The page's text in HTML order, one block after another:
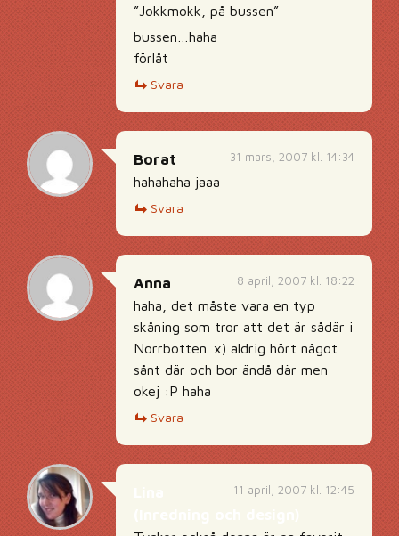
”Jokkmokk, på bussen”
bussen…haha
förlåt
Svara
31 mars, 2007 kl. 14:34
Borat
hahahaha jaaa
Svara
8 april, 2007 kl. 18:22
Anna
haha, det måste vara en typ
skåning som tror att det är sådär i
Norrbotten. x) aldrig hört något
sånt där och bor ändå där men
okej :P haha
Svara
11 april, 2007 kl. 12:45